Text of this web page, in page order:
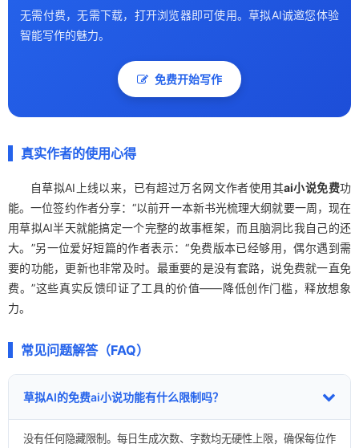
无需付费，无需下载，打开浏览器即可使用。草拟AI诚邀您体验
智能写作的魅力。
免费开始写作
真实作者的使用心得
自草拟AI上线以来，已有超过万名网文作者使用其ai小说免费功
能。一位签约作者分享：“以前开一本新书光梳理大纲就要一周，现在
用草拟AI半天就能搞定一个完整的故事框架，而且脑洞比我自己的还
大。”另一位爱好短篇的作者表示：“免费版本已经够用，偶尔遇到需
要的功能，更新也非常及时。最重要的是没有套路，说免费就一直免
费。”这些真实反馈印证了工具的价值——降低创作门槛，释放想象
力。
常见问题解答（FAQ）
草拟AI的免费ai小说功能有什么限制吗？
没有任何隐藏限制。每日生成次数、字数均无硬性上限，确保每位作